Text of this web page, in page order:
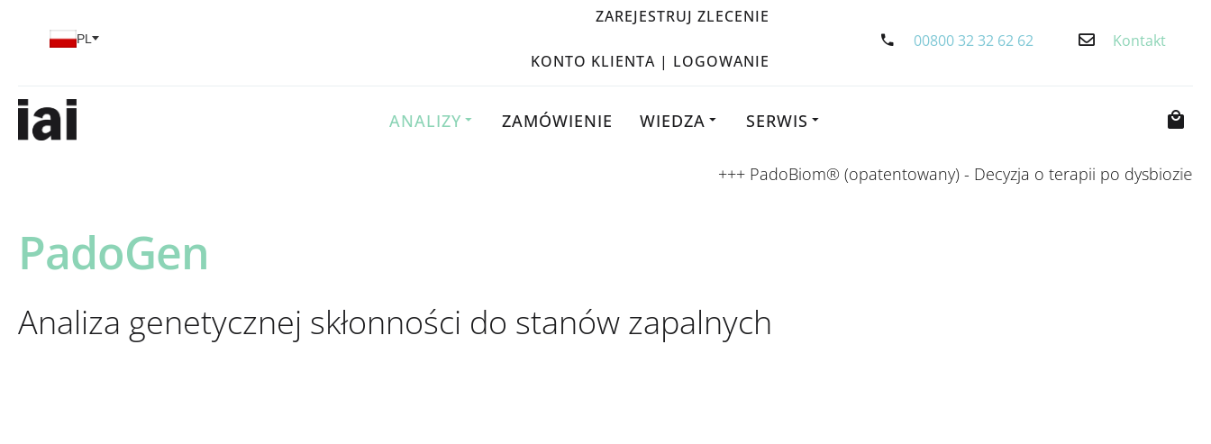
Wybierz swój język
PL
ZAREJESTRUJ ZLECENIE
KONTO KLIENTA | LOGOWANIE
00800 32 32 62 62 Kontakt
ANALIZY ZAMÓWIENIE WIEDZA SERWIS
+++ PadoBiom® (opatentowany) - Decyzja o terapii po dysbiozie
PadoGen
Analiza genetycznej skłonności do stanów zapalnych